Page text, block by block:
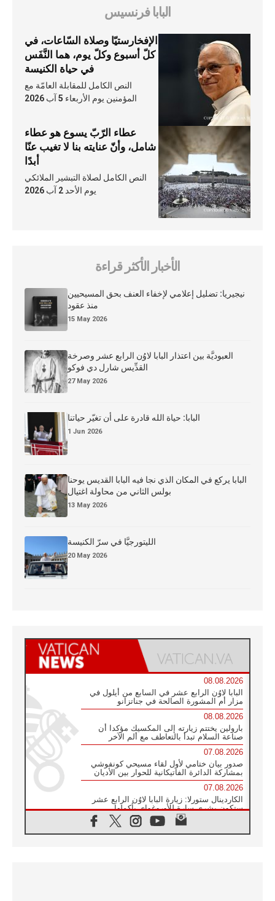
البابا فرنسيس
الإفخارستيّا وصلاة السّاعات، في
كلّ أسبوع وكلّ يوم، هما النَّفَس
في حياة الكنيسة
النص الكامل للمقابلة العامّة مع
المؤمنين يوم الأربعاء 5 آب 2026
عطاء الرّبّ يسوع هو عطاء
شامل، وأنّ عنايته بنا لا تغيب عنّا
أبدًا
النص الكامل لصلاة التبشير الملائكي
يوم الأحد 2 آب 2026
الأخبار الأكثر قراءة
نيجيريا: تضليل إعلامي لإخفاء العنف بحق المسيحيين
منذ عقود
15 May 2026
العبوديَّة بين اعتذار البابا لاوُن الرابع عشر وصرخة
القدِّيس شارل دي فوكو
27 May 2026
البابا: حياة الله قادرة على أن تغيّر حياتنا
1 Jun 2026
البابا يركع في المكان الذي نجا فيه البابا القديس يوحنا
بولس الثاني من محاولة اغتيال
13 May 2026
الليتورجيَّا في سرّ الكنيسة
20 May 2026
08.08.2026
البابا لاوُن الرابع عشر في السابع من أيلول في
مزار أم المشورة الصالحة في جناتزانو
08.08.2026
بارولين يختتم زيارته إلى المكسيك مؤكدا أن
صناعة السلام تبدأ بالتعاطف مع ألم الآخر
07.08.2026
صدور بيان ختامي لأول لقاء مسيحي كونفوشي
بمشاركة الدائرة الفاتيكانية للحوار بين الأديان
07.08.2026
الكاردينال ستورلا: زيارة البابا لاوُن الرابع عشر
ستكون بشرى سارة للأوروغواي بأكملها
الفاتيكان يعلن برنامج الزيارة الرسولية للبابا لاوُن